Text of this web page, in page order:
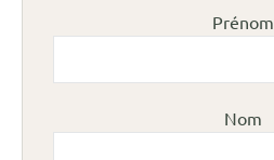
Prénom
Nom